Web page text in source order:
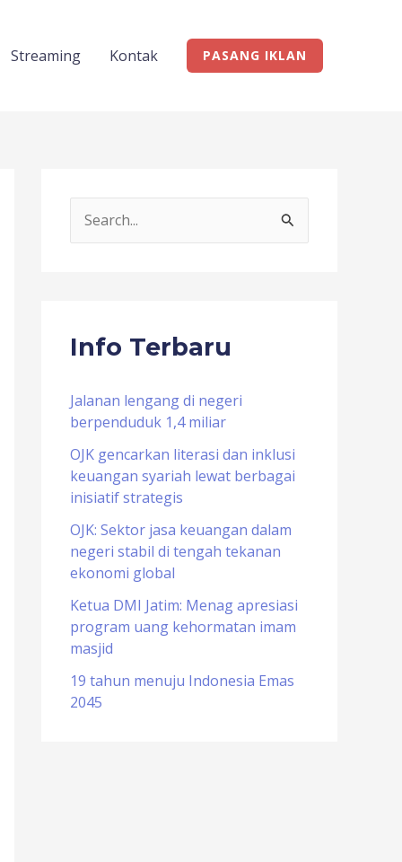
Streaming Kontak PASANG IKLAN
c
f
o
r
:
Info Terbaru
Jalanan lengang di negeri
berpenduduk 1,4 miliar
OJK gencarkan literasi dan inklusi
keuangan syariah lewat berbagai
inisiatif strategis
OJK: Sektor jasa keuangan dalam
negeri stabil di tengah tekanan
ekonomi global
Ketua DMI Jatim: Menag apresiasi
program uang kehormatan imam
masjid
19 tahun menuju Indonesia Emas
2045